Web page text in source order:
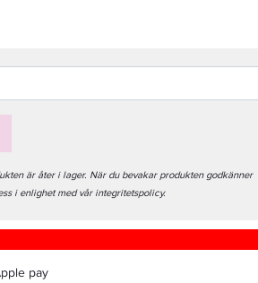
är åter i lager. När du bevakar produkten godkänner
i enlighet med vår integritetspolicy.
pay